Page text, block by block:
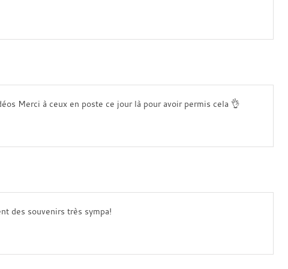
Merci à ceux en poste ce jour là pour avoir permis cela 👌
des souvenirs très sympa!